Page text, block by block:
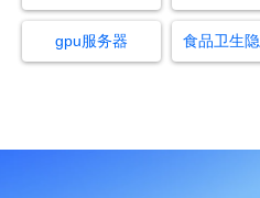
gpu服务器